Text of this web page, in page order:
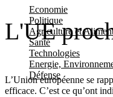
Economie
Politique
Agriculture et
Santé
Technologies
Energie,
Défense
L'UE
L’Union européenne se
efficace. C’est ce qu’ont